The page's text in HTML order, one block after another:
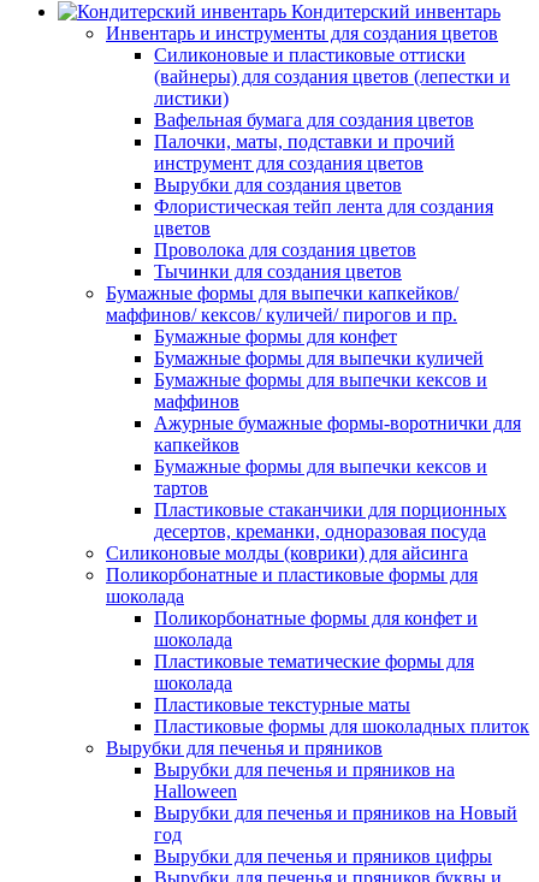
Кондитерский инвентарь
Инвентарь и инструменты для создания цветов
Силиконовые и пластиковые оттиски
(вайнеры) для создания цветов (лепестки и
листики)
Вафельная бумага для создания цветов
Палочки, маты, подставки и прочий
инструмент для создания цветов
Вырубки для создания цветов
Флористическая тейп лента для создания
цветов
Проволока для создания цветов
Тычинки для создания цветов
Бумажные формы для выпечки капкейков/
маффинов/ кексов/ куличей/ пирогов и пр.
Бумажные формы для конфет
Бумажные формы для выпечки куличей
Бумажные формы для выпечки кексов и
маффинов
Ажурные бумажные формы-воротнички для
капкейков
Бумажные формы для выпечки кексов и
тартов
Пластиковые стаканчики для порционных
десертов, креманки, одноразовая посуда
Силиконовые молды (коврики) для айсинга
Поликорбонатные и пластиковые формы для
шоколада
Поликорбонатные формы для конфет и
шоколада
Пластиковые тематические формы для
шоколада
Пластиковые текстурные маты
Пластиковые формы для шоколадных плиток
Вырубки для печенья и пряников
Вырубки для печенья и пряников на
Halloween
Вырубки для печенья и пряников на Новый
год
Вырубки для печенья и пряников цифры
Вырубки для печенья и пряников буквы и